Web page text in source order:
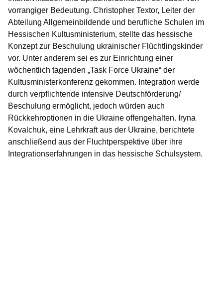
vorrangiger Bedeutung. Christopher Textor, Leiter der
Abteilung Allgemeinbildende und berufliche Schulen im
Hessischen Kultusministerium, stellte das hessische
Konzept zur Beschulung ukrainischer Flüchtlingskinder
vor. Unter anderem sei es zur Einrichtung einer
wöchentlich tagenden „Task Force Ukraine“ der
Kultusministerkonferenz gekommen. Integration werde
durch verpflichtende intensive Deutschförderung/
Beschulung ermöglicht, jedoch würden auch
Rückkehroptionen in die Ukraine offengehalten. Iryna
Kovalchuk, eine Lehrkraft aus der Ukraine, berichtete
anschließend aus der Fluchtperspektive über ihre
Integrationserfahrungen in das hessische Schulsystem.